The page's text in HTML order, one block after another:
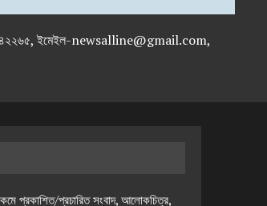
৯৪২২৬৫, ইমেইল-newsalline@gmail.com,
প্রকাশিত/প্রচারিত সংবাদ, আলোকচিত্র,